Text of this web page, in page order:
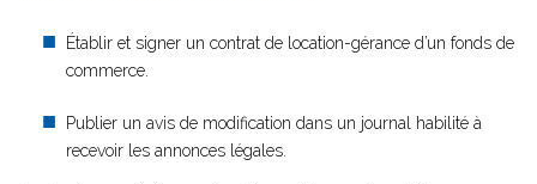
Établir et signer un contrat de location-gérance d’un fonds de
commerce.
Publier un avis de modification dans un journal habilité à
recevoir les annonces légales.